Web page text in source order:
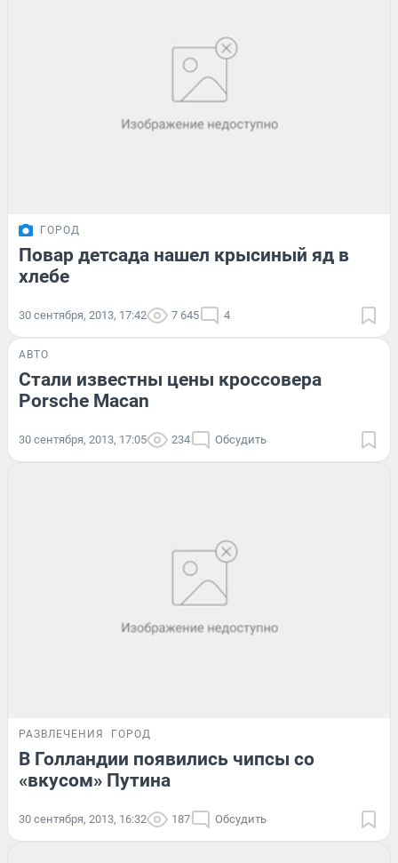
ГОРОД
Повар детсада нашел крысиный яд в
хлебе
30 сентября, 2013, 17:42 7 645 4
АВТО
Стали известны цены кроссовера
Porsche Macan
30 сентября, 2013, 17:05 234 Обсудить
РАЗВЛЕЧЕНИЯ ГОРОД
В Голландии появились чипсы со
«вкусом» Путина
30 сентября, 2013, 16:32 187 Обсудить